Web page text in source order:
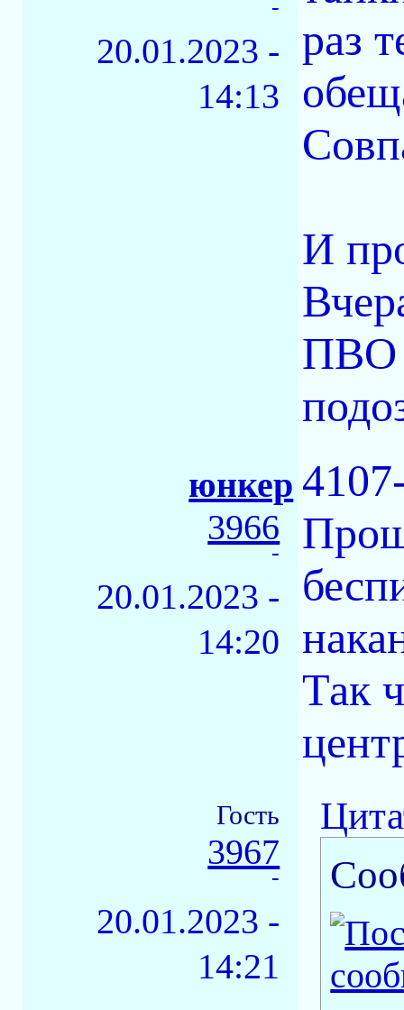
-
20.01.2023 -
14:13
раз
И
ПВО
юнкер
3966
-
20.01.2023 -
14:20
Так
Гость
3967
-
20.01.2023 -
14:21